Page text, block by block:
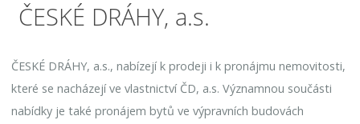
ČESKÉ DRÁHY, a.s.
ČESKÉ DRÁHY, a.s., nabízejí k prodeji i k pronájmu nemovitosti,
které se nacházejí ve vlastnictví ČD, a.s. Významnou součásti
nabídky je také pronájem bytů ve výpravních budovách